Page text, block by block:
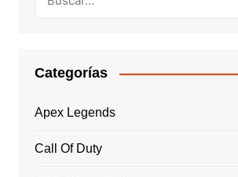
Categorías
Apex Legends
Call Of Duty